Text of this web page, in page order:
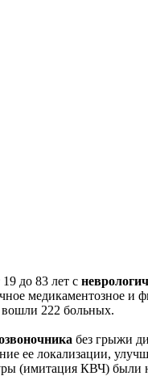
до 83 лет с
медикаментозное и
222 больных.
без грыжи
ее локализации,
(имитация КВЧ) были